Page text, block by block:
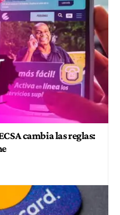
cambia las reglas: